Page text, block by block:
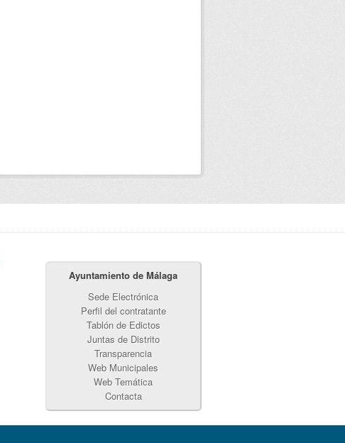
Ayuntamiento de Málaga
Sede Electrónica
Perfil del contratante
Tablón de Edictos
Juntas de Distrito
Transparencia
Web Municipales
Web Temática
Contacta